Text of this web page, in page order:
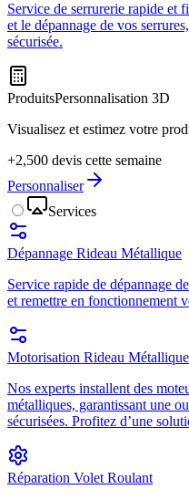
Service de serrurerie rapide et
et le dépannage de vos
sécurisée.
ProduitsPersonnalisation 3D
Visualisez et estimez votre
+2,500 devis cette semaine
Personnaliser
Services
Dépannage Rideau Métallique
Service rapide de dépannage
et remettre en fonctionnement
Motorisation Rideau Métallique
Nos experts installent des
métalliques, garantissant une
sécurisées. Profitez d’une
Réparation Volet Roulant